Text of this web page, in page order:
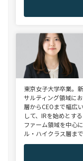
東京女子大学卒業。
サルティング領域に
層からCEOまで幅広
して、IRを始めとす
ファーム領域を中心
ル・ハイクラス層ま